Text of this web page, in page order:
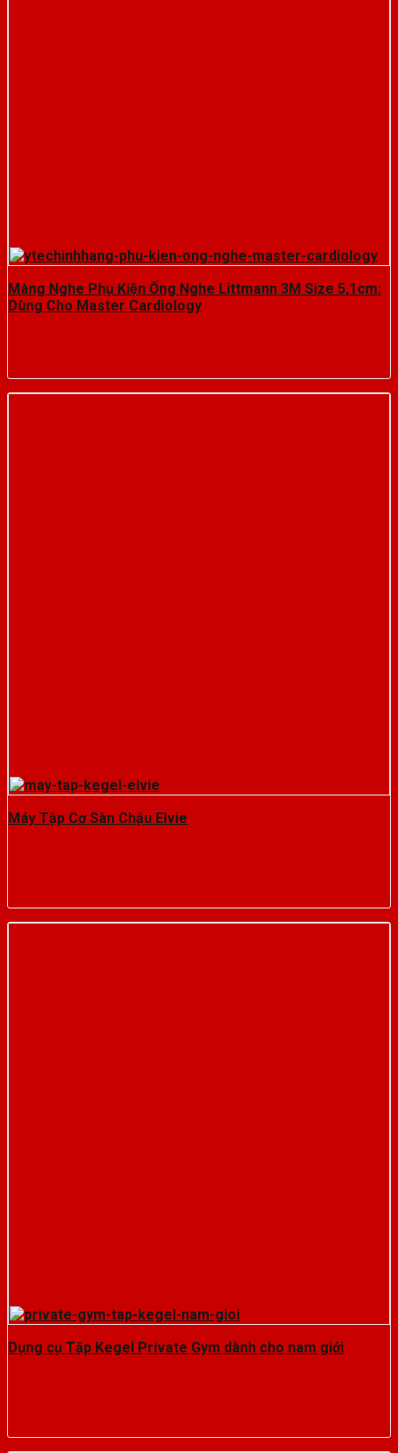
Màng Nghe Phụ Kiện Ống Nghe Littmann 3M Size 5,1cm:
Dùng Cho Master Cardiology
Máy Tập Cơ Sàn Chậu Elvie
Dụng cụ Tập Kegel Private Gym dành cho nam giới